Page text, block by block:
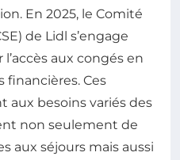
En 2025, le Comité
de Lidl s’engage
aux congés en
financières. Ces
aux besoins variés des
non seulement de
aux séjours mais aussi